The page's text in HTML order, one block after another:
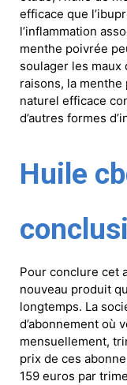
efficace que
l’inflammation
menthe poivrée
soulager les maux
raisons, la
naturel efficace
d’autres formes
Huile
Pour conclure cet
nouveau produit
longtemps. La
d’abonnement où
mensuellement,
prix de ces
159 euros par